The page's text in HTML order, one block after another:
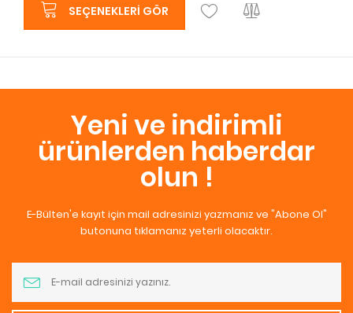
SEÇENEKLERI GÖR
Yeni ve indirimli
ürünlerden haberdar
olun !
E-Bülten'e kayıt için mail adresinizi yazmanız ve "Abone Ol"
butonuna tıklamanız yeterli olacaktır.